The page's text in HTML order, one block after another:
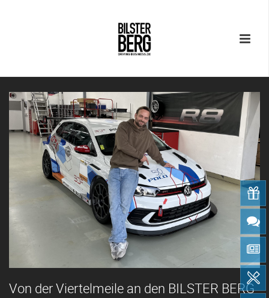
Von der Viertelmeile an den BILSTER BERG